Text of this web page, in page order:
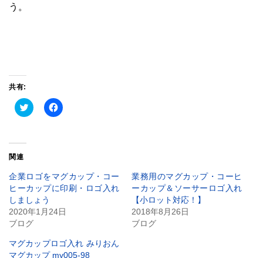
う。
共有:
ク
リ
有
(新
し
ウ
ィ
ン
ド
で
開
Facebook
で
リ
ッ
ク
く
(新
し
関連
企業ロゴをマグカップ・コー
ヒーカップに印刷・ロゴ入れ
しましょう
2020年1月24日
ブログ
業務用のマグカップ・コーヒ
ーカップ＆ソーサーロゴ入れ
【小ロット対応！】
2018年8月26日
ブログ
マグカップロゴ入れ みりおん
マグカップ my005-98